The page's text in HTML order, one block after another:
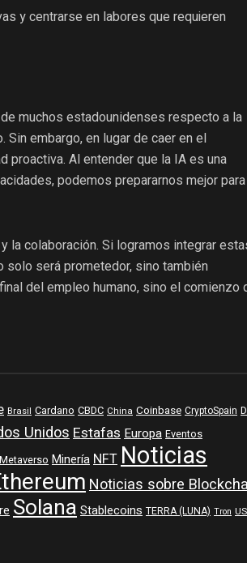
y centrarse en labores que requieren
muchos estadounidenses respecto a la
embargo, en lugar de caer en el
proactiva. Al entender que la IA es una
podemos prepararnos mejor
la colaboración. Si logramos integrar
solo será prometedor, sino también
del empleo humano, sino el comienzo
Brasil Cardano CBDC China Coinbase CryptoSpain
UnidosEstafasEuropa Eventos
Metaverso MineríaNFTNoticias
Noticias sobre
SolanaStablecoins TERRA (LUNA) Tron